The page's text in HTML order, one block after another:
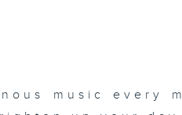
music every